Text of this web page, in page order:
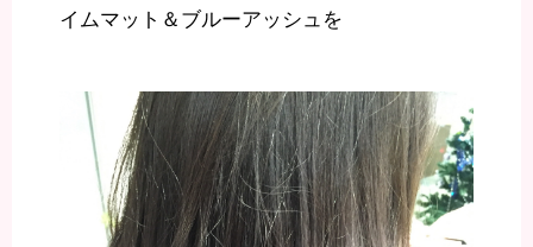
イムマット＆ブルーアッシュを